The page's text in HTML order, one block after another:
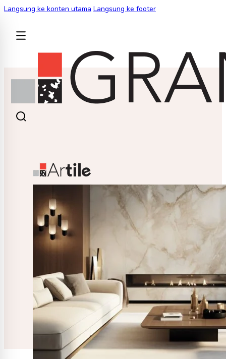
Langsung ke konten utama Langsung ke footer
KEMBALI